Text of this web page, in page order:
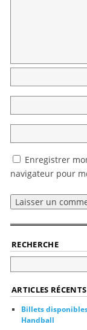
Enregistrer
navigateur pour
RECHERCHE
ARTICLES RÉCENTS
Billets
Handball